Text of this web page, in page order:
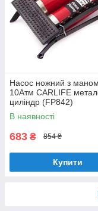
Насос ножний з
10Атм CARLIFE
циліндр (FP842)
В наявності
683 ₴ 854 ₴
Купити